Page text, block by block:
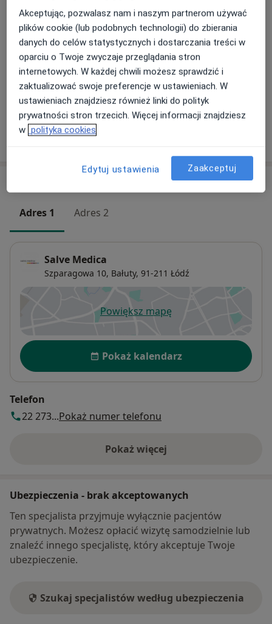
Echo Serca Płodu (konsultacja +
badanie echokardiograficzne serca
płodu)
730 zł Szczegóły
Umów wizytę
Konsultacja diagnostyczna
Szczegóły
W jaki sposób ustalane są ceny?
Adres 1 Adres 2
Salve Medica
Szparagowa 10, Bałuty, 91-211 Łódź
Powiększ mapęotwiera się w nowej karcie
Dostępność
Pokaż kalendarz
Telefon
22 273...Pokaż numer telefonu
Pokaż więcej
o adresie
Ubezpieczenia - brak akceptowanych
Ten specjalista przyjmuje wyłącznie pacjentów
prywatnych. Możesz opłacić wizytę samodzielnie lub
znaleźć innego specjalistę, który akceptuje Twoje
ubezpieczenie.
Szukaj specjalistów według ubezpieczenia
Akceptując, pozwalasz nam i naszym partnerom używać
plików cookie (lub podobnych technologii) do zbierania
danych do celów statystycznych i dostarczania treści w
oparciu o Twoje zwyczaje przeglądania stron
internetowych. W każdej chwili możesz sprawdzić i
zaktualizować swoje preferencje w ustawieniach. W
ustawieniach znajdziesz również linki do polityk
prywatności stron trzecich. Więcej informacji znajdziesz
w polityka cookies
Edytuj ustawienia Zaakceptuj